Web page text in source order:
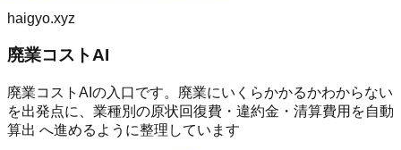
haigyo.xyz
廃業コストAI
廃業コストAIの入口です。廃業にいくらかかるかわからない
を出発点に、業種別の原状回復費・違約金・清算費用を自動
算出 へ進めるように整理しています